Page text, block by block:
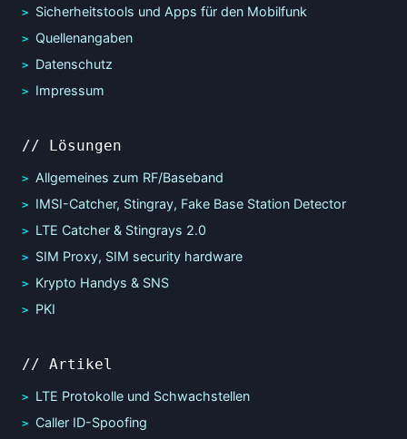
Sicherheitstools und Apps für den Mobilfunk
Quellenangaben
Datenschutz
Impressum
// Lösungen
Allgemeines zum RF/Baseband
IMSI-Catcher, Stingray, Fake Base Station Detector
LTE Catcher & Stingrays 2.0
SIM Proxy, SIM security hardware
Krypto Handys & SNS
PKI
// Artikel
LTE Protokolle und Schwachstellen
Caller ID-Spoofing